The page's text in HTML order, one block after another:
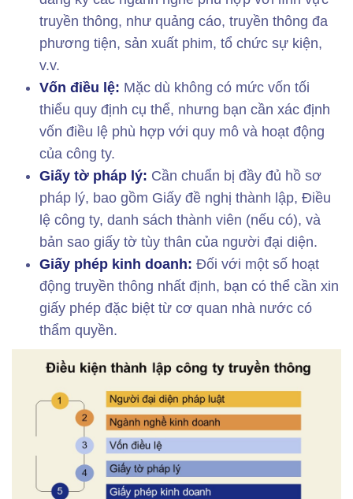
truyền thông, như quảng cáo, truyền thông đa
phương tiện, sản xuất phim, tổ chức sự kiện,
v.v.
Vốn điều lệ: Mặc dù không có mức vốn tối
thiểu quy định cụ thể, nhưng bạn cần xác định
vốn điều lệ phù hợp với quy mô và hoạt động
của công ty.
Giấy tờ pháp lý: Cần chuẩn bị đầy đủ hồ sơ
pháp lý, bao gồm Giấy đề nghị thành lập, Điều
lệ công ty, danh sách thành viên (nếu có), và
bản sao giấy tờ tùy thân của người đại diện.
Giấy phép kinh doanh: Đối với một số hoạt
động truyền thông nhất định, bạn có thể cần xin
giấy phép đặc biệt từ cơ quan nhà nước có
thẩm quyền.